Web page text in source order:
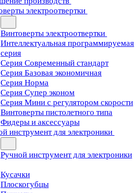
электроотвертки
Винтоверты электроотвертки
Интеллектуальная программируемая
серия
Серия Современный стандарт
Серия Базовая экономичная
Серия Норма
Серия Cупер эконом
Серия Мини с регулятором скорости
Винтоверты пистолетного типа
Фидеры и аксессуары
инструмент для электроники
Ручной инструмент для электроники
Кусачки
Плоскогубцы